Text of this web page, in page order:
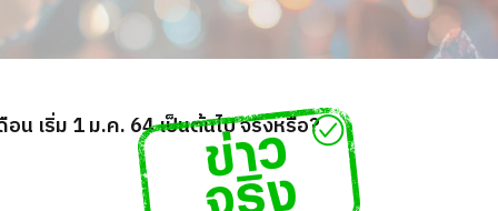
น เริ่ม 1 ม.ค. 64 เป็นต้นไป จริงหรือ?